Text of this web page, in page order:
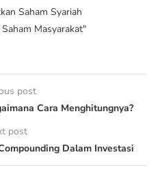
Saham Syariah
Masyarakat"
post
Cara Menghitungnya?
post
Dalam Investasi